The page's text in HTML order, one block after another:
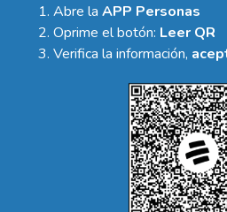
Abre la APP Personas
Oprime el botón: Leer QR
Verifica la información,